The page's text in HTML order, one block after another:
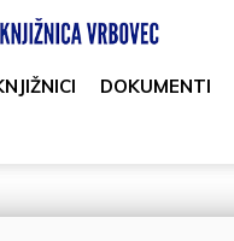
knjižnica
DOKUMENTI